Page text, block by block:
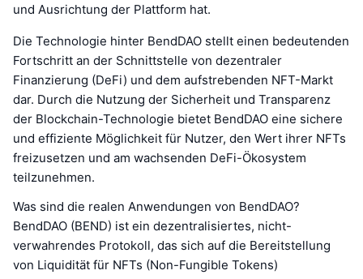
und Ausrichtung der Plattform hat.
Die Technologie hinter BendDAO stellt einen bedeutenden
Fortschritt an der Schnittstelle von dezentraler
Finanzierung (DeFi) und dem aufstrebenden NFT-Markt
dar. Durch die Nutzung der Sicherheit und Transparenz
der Blockchain-Technologie bietet BendDAO eine sichere
und effiziente Möglichkeit für Nutzer, den Wert ihrer NFTs
freizusetzen und am wachsenden DeFi-Ökosystem
teilzunehmen.
Was sind die realen Anwendungen von BendDAO?
BendDAO (BEND) ist ein dezentralisiertes, nicht-
verwahrendes Protokoll, das sich auf die Bereitstellung
von Liquidität für NFTs (Non-Fungible Tokens)